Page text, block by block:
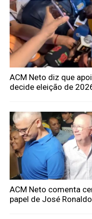
ACM Neto diz que
decide eleição de
ACM Neto comenta
papel de José Ronaldo